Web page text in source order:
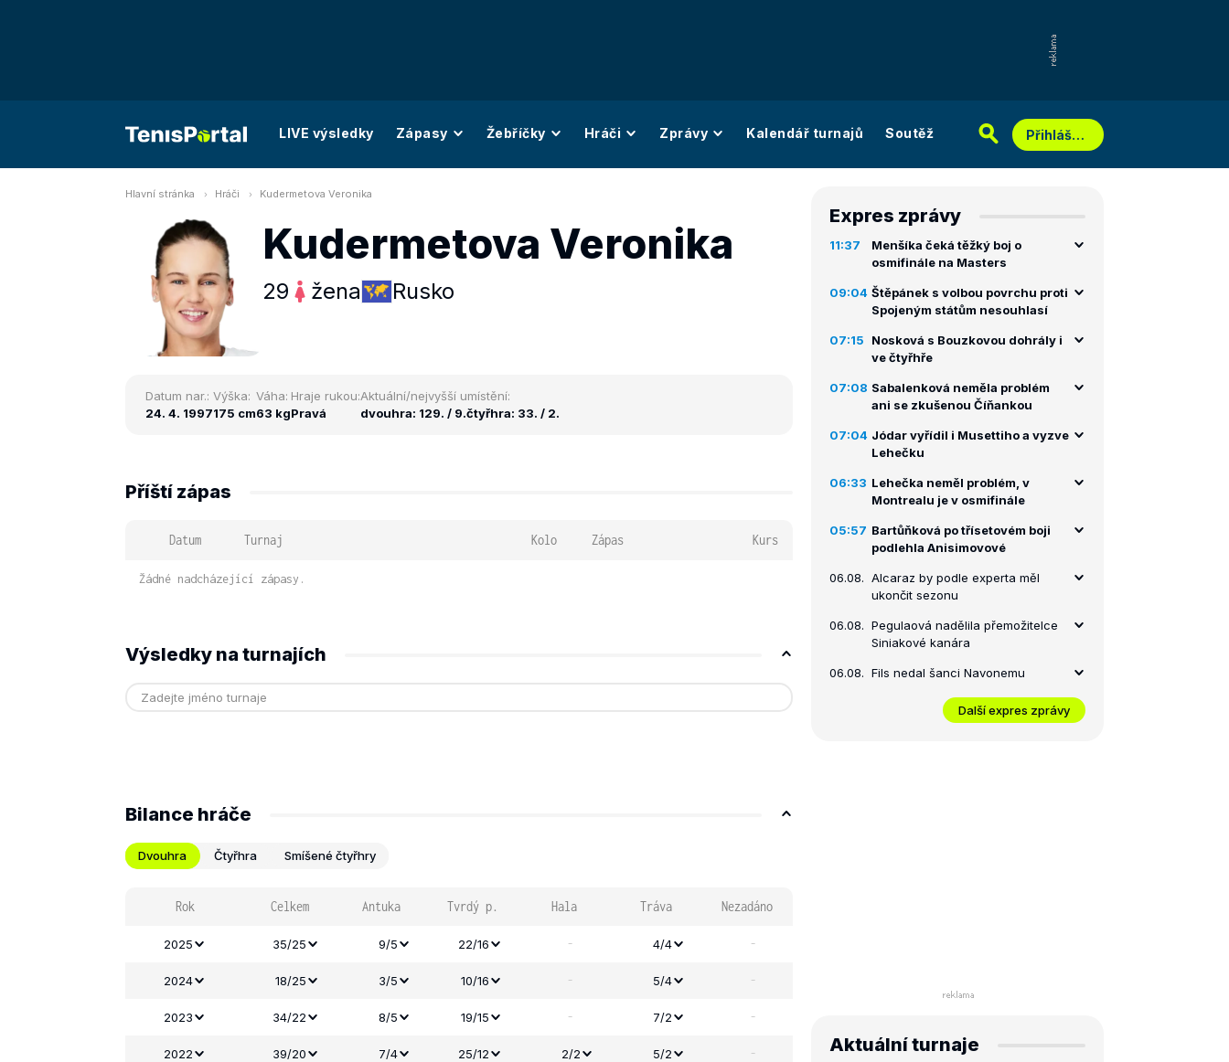
LIVE výsledky Zápasy Žebříčky Hráči Zprávy Kalendář turnajů Soutěž Přihlášení
Hlavní stránka Hráči Kudermetova Veronika
Kudermetova Veronika
29 žena Rusko
Datum nar.:
24. 4. 1997
Výška:
175 cm
Váha:
63 kg
Hraje rukou:
Pravá
Aktuální/nejvyšší umístění:
dvouhra: 129. / 9.čtyřhra: 33. / 2.
Příští zápas
Datum Turnaj Kolo Zápas Kurs
Žádné nadcházející zápasy.
Výsledky na turnajích
Bilance hráče
Dvouhra Čtyřhra Smíšené čtyřhry
Rok Celkem Antuka Tvrdý p. Hala Tráva Nezadáno
2025 35/25 9/5 22/16 - 4/4 -
2024 18/25 3/5 10/16 - 5/4 -
2023 34/22 8/5 19/15 - 7/2 -
2022 39/20 7/4 25/12 2/2 5/2 -
Expres zprávy
11:37
Menšíka čeká těžký boj o
osmifinále na Masters
09:04 Štěpánek s volbou povrchu proti
Spojeným státům nesouhlasí
07:15
Nosková s Bouzkovou dohrály i
ve čtyřhře
07:08 Sabalenková neměla problém
ani se zkušenou Číňankou
07:04 Jódar vyřídil i Musettiho a vyzve
Lehečku
06:33 Lehečka neměl problém, v
Montrealu je v osmifinále
05:57 Bartůňková po třísetovém boji
podlehla Anisimovové
06.08. Alcaraz by podle experta měl
ukončit sezonu
06.08. Pegulaová nadělila přemožitelce
Siniakové kanára
06.08. Fils nedal šanci Navonemu
Další expres zprávy
Aktuální turnaje